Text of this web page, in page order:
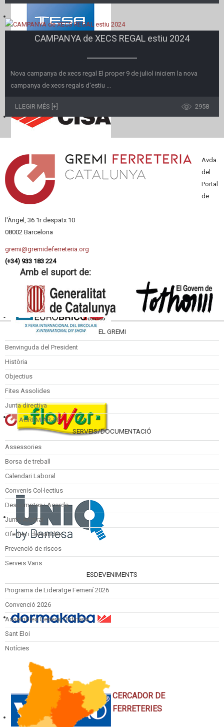
CAMPANYA de XECS REGAL estiu 2024
Nova campanya de xecs regal El proper 9 de juliol iniciem la nova
campanya de xecs regals d'estiu ...
LLEGIR MÉS [+] 2958
Avda.
del
Portal
de
l'Àngel, 36 1r despatx 10
08002 Barcelona
gremi@gremideferreteria.org
(+34) 933 183 224
Amb el suport de:
EL GREMI
Benvinguda del President
Història
Objectius
Fites Assolides
Junta directiva
AGREMIAR-SE
SERVEIS/DOCUMENTACIÓ
Assessories
Borsa de treball
Calendari Laboral
Convenis Col·lectius
Descomptes i Acords
Junta Arbitral
Ofertes i demandes
Prevenció de riscos
Serveis Varis
ESDEVENIMENTS
Programa de Lideratge Femení 2026
Convenció 2026
Assemblea General Ordinària
Sant Eloi
Notícies
CERCADOR DE
FERRETERIES